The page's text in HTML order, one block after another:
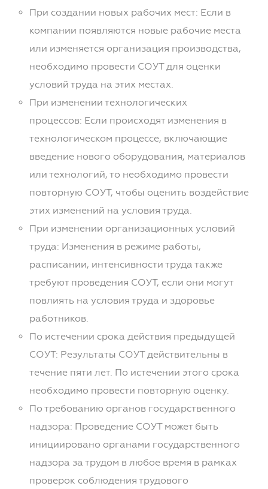
При создании новых рабочих мест: Если в
компании появляются новые рабочие места
или изменяется организация производства,
необходимо провести СОУТ для оценки
условий труда на этих местах.
При изменении технологических
процессов: Если происходят изменения в
технологическом процессе, включающие
введение нового оборудования, материалов
или технологий, то необходимо провести
повторную СОУТ, чтобы оценить воздействие
этих изменений на условия труда.
При изменении организационных условий
труда: Изменения в режиме работы,
расписании, интенсивности труда также
требуют проведения СОУТ, если они могут
повлиять на условия труда и здоровье
работников.
По истечении срока действия предыдущей
СОУТ: Результаты СОУТ действительны в
течение пяти лет. По истечении этого срока
необходимо провести повторную оценку.
По требованию органов государственного
надзора: Проведение СОУТ может быть
инициировано органами государственного
надзора за трудом в любое время в рамках
проверок соблюдения трудового